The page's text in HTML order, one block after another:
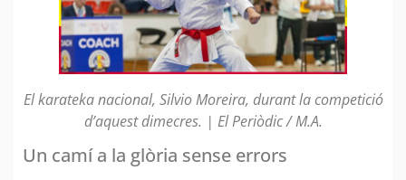
El karateka nacional, Silvio Moreira, durant la competició
d’aquest dimecres. | El Periòdic / M.A.
Un camí a la glòria sense errors